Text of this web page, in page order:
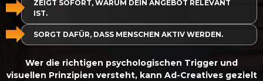
ZEIGT SOFORT, WARUM DEIN ANGEBOT RELEVANT
IST.
SORGT DAFÜR, DASS MENSCHEN AKTIV WERDEN.
Wer die richtigen psychologischen Trigger und
visuellen Prinzipien versteht, kann Ad-Creatives gezielt